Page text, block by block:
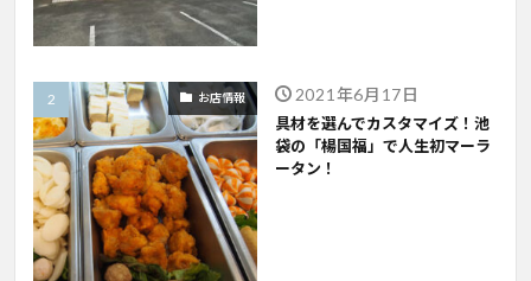
お店情報 2021年6月17日
具材を選んでカスタマイズ！池
袋の「楊国福」で人生初マーラ
ータン！